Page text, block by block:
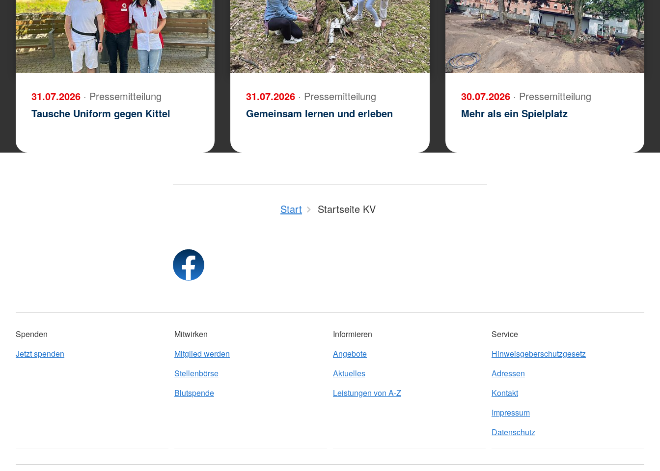
31.07.2026 · Pressemitteilung
Tausche Uniform gegen Kittel
31.07.2026 · Pressemitteilung
Gemeinsam lernen und erleben
30.07.2026 · Pressemitteilung
Mehr als ein Spielplatz
Start Startseite KV
Spenden
Jetzt spenden
Mitwirken
Mitglied werden
Stellenbörse
Blutspende
Informieren
Angebote
Aktuelles
Leistungen von A-Z
Service
Hinweisgeberschutzgesetz
Adressen
Kontakt
Impressum
Datenschutz